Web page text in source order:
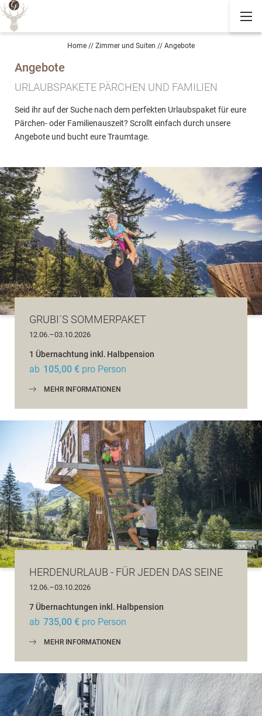
Home // Zimmer und Suiten // Angebote
Angebote
URLAUBSPAKETE PÄRCHEN UND FAMILIEN
Seid ihr auf der Suche nach dem perfekten Urlaubspaket für eure
Pärchen- oder Familienauszeit? Scrollt einfach durch unsere
Angebote und bucht eure Traumtage.
GRUBI´S SOMMERPAKET
12.06.–03.10.2026
1 Übernachtung inkl. Halbpension
ab 105,00 € pro Person
MEHR INFORMATIONEN
HERDENURLAUB - FÜR JEDEN DAS SEINE
12.06.–03.10.2026
7 Übernachtungen inkl. Halbpension
ab 735,00 € pro Person
MEHR INFORMATIONEN